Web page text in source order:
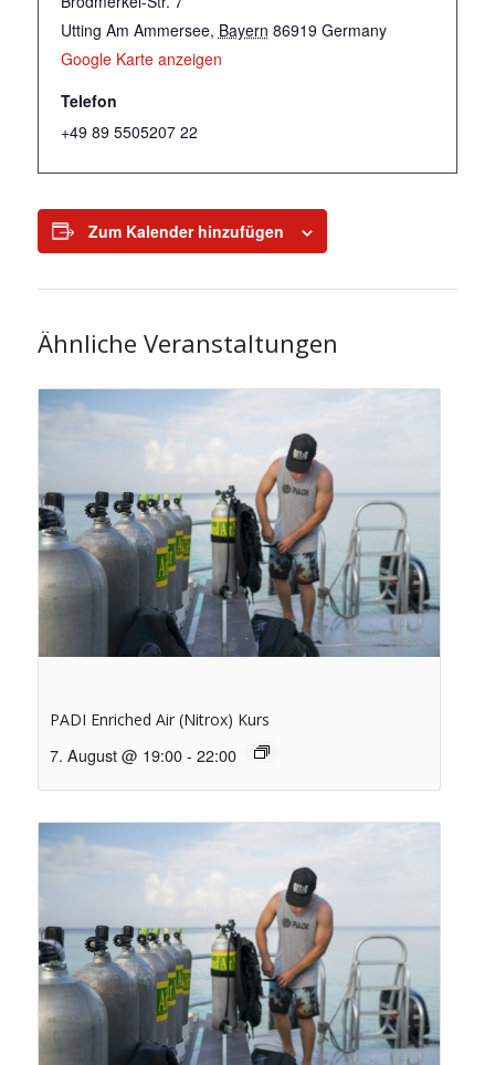
Utting Am Ammersee, Bayern 86919 Germany
Google Karte anzeigen
Telefon
+49 89 5505207 22
Zum Kalender hinzufügen
Ähnliche Veranstaltungen
PADI Enriched Air (Nitrox) Kurs
7. August @ 19:00 - 22:00